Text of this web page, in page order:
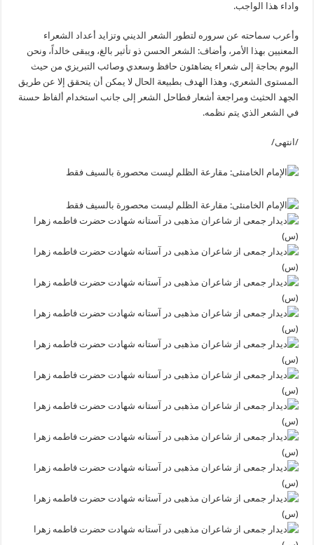
واداء هذا الواجب.
وأعرب سماحته عن سروره لتطور الشعر الديني وتزايد أعداد الشعراء
المعنيين بهذا الأمر، وأضاف: الشعر الحسن ذو تأثير بالغ، ويبقى خالداً، ونحن
اليوم بحاجة إلى شعراء يضاهئون حافظ وسعدي وصائب التبريزي من حيث
المستوى الشعري، وهذا الهدف بطبيعة الحال لا يمكن أن يتحقق إلا عن طريق
الجهد الحثيث ومراجعة أشعار فطاحل الشعر إلى جانب استخدام ألفاظ حسنة
في الشعر الذي يتم نظمه.
/انتهى/